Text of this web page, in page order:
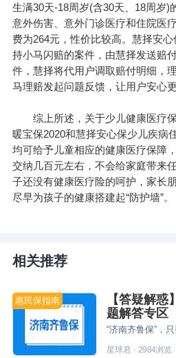
生满30天-18周岁(含30天、18周岁)
意外伤害、意外门诊医疗和住院医
费为264元，性价比较高。慧择安
持小马闪赔的案件，由慧择发送赔
件，慧择将代用户调取赔付明细，
马理赔发起问题反馈，让用户安心更
综上所述，关于少儿健康医疗保
暖宝保2020和慧择安心保少儿疾病
均可给予儿童相应的健康医疗保障
交纳几百元左右，不会给家庭带来
子还没有健康医疗险的呵护，家长
尽早为孩子的健康搭建起“防护墙”。
相关推荐
惠民保指南
【答疑解惑
题解答专区
星球君· 2984浏览